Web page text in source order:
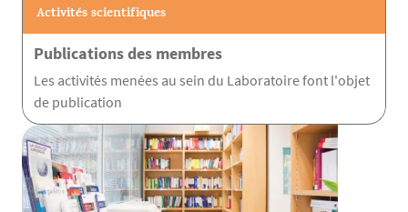
Activités scientifiques
Publications des membres
Les activités menées au sein du Laboratoire font l'objet
de publication